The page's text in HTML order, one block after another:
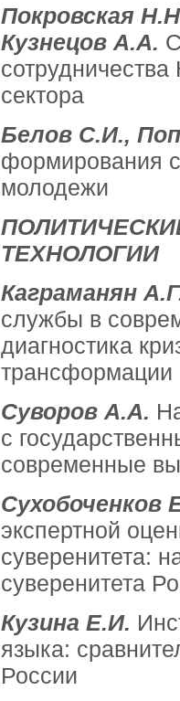
Покровская
Кузнецов А.А.
сектора
Белов С.И.,
формирования
молодежи
ТЕХНОЛОГИИ
Каграманян
службы в
диагностика
трансформации
Суворов А.А.
с
современные
Сухобоченков
экспертной
суверенитета:
суверенитета
Кузина Е.И.
языка:
России